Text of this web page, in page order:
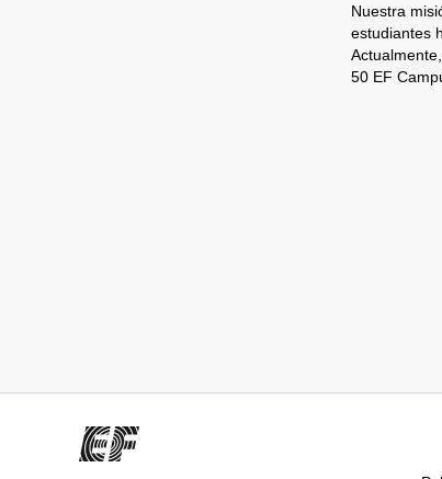
Nuestra
estudiantes
50 EF